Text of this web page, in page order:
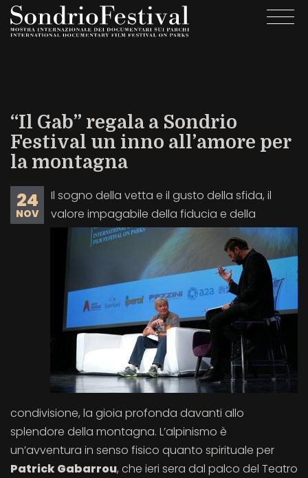
Salta
“Il Gab” regala a Sondrio
Festival un inno all’amore per
la montagna
24
NOV
Il sogno della vetta e il gusto della sfida, il
valore impagabile della fiducia e della
condivisione, la gioia profonda davanti allo
splendore della montagna. L’alpinismo è
un’avventura in senso fisico quanto spirituale per
Patrick Gabarrou, che ieri sera dal palco del Teatro